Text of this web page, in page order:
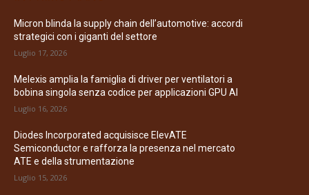
Micron blinda la supply chain dell’automotive: accordi
strategici con i giganti del settore
Luglio 17, 2026
Melexis amplia la famiglia di driver per ventilatori a
bobina singola senza codice per applicazioni GPU AI
Luglio 16, 2026
Diodes Incorporated acquisisce ElevATE
Semiconductor e rafforza la presenza nel mercato
ATE e della strumentazione
Luglio 15, 2026